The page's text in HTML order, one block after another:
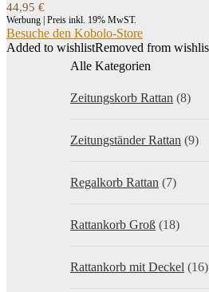
44,95 €
Werbung | Preis inkl. 19% MwST.
Besuche den Kobolo-Store
Added to wishlistRemoved from
Alle Kategorien
Zeitungskorb Rattan (8)
Zeitungständer Rattan (9)
Regalkorb Rattan (7)
Rattankorb Groß (18)
Rattankorb mit Deckel (16)